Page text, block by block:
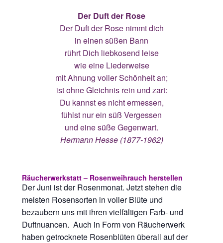
Der Duft der Rose
Der Duft der Rose nimmt dich
in einen süßen Bann
rührt Dich liebkosend leise
wie eine Liederweise
mit Ahnung voller Schönheit an;
ist ohne Gleichnis rein und zart:
Du kannst es nicht ermessen,
fühlst nur ein süß Vergessen
und eine süße Gegenwart.
Hermann Hesse (1877-1962)
Räucherwerkstatt – Rosenweihrauch herstellen
Der Juni ist der Rosenmonat. Jetzt stehen die
meisten Rosensorten in voller Blüte und
bezaubern uns mit ihren vielfältigen Farb- und
Duftnuancen. Auch in Form von Räucherwerk
haben getrocknete Rosenblüten überall auf der